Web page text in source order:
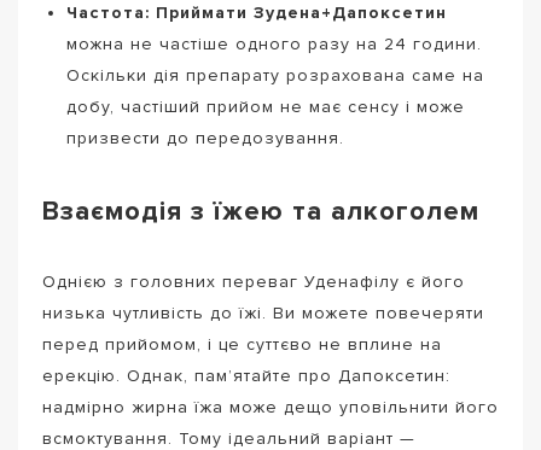
Частота: Приймати Зудена+Дапоксетин
можна не частіше одного разу на 24 години.
Оскільки дія препарату розрахована саме на
добу, частіший прийом не має сенсу і може
призвести до передозування.
Взаємодія з їжею та алкоголем
Однією з головних переваг Уденафілу є його
низька чутливість до їжі. Ви можете повечеряти
перед прийомом, і це суттєво не вплине на
ерекцію. Однак, пам’ятайте про Дапоксетин:
надмірно жирна їжа може дещо уповільнити його
всмоктування. Тому ідеальний варіант —